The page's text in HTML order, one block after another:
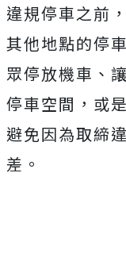
違規停車之前
其他地點的停
眾停放機車、
停車空間，或
避免因為取締
差。